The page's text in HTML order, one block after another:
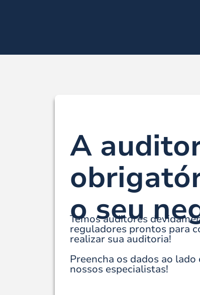
A
o seu
Temos auditores
reguladores prontos para
realizar sua auditoria!
Preencha os dados ao
nossos especialistas!